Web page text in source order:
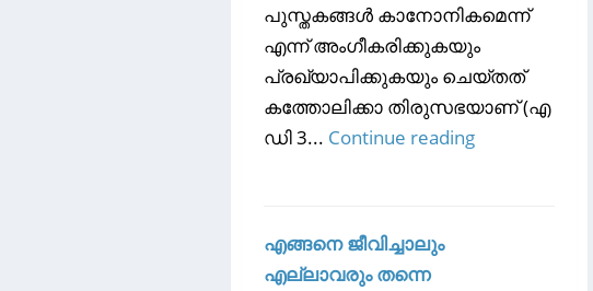
പുസ്തകങ്ങൾ കാനോനികമെന്ന്
എന്ന് അംഗീകരിക്കുകയും
പ്രഖ്യാപിക്കുകയും ചെയ്തത്
കത്തോലിക്കാ തിരുസഭയാണ് (എ
ഡി 3... Continue reading
എങ്ങനെ ജീവിച്ചാലും
എല്ലാവരും തന്നെ